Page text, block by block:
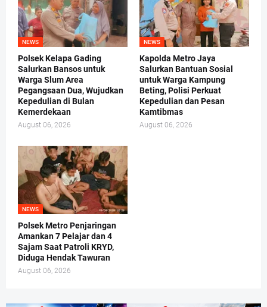
NEWS
Polsek Kelapa Gading
Salurkan Bansos untuk
Warga Slum Area
Pegangsaan Dua, Wujudkan
Kepedulian di Bulan
Kemerdekaan
August 06, 2026
NEWS
Kapolda Metro Jaya
Salurkan Bantuan Sosial
untuk Warga Kampung
Beting, Polisi Perkuat
Kepedulian dan Pesan
Kamtibmas
August 06, 2026
NEWS
Polsek Metro Penjaringan
Amankan 7 Pelajar dan 4
Sajam Saat Patroli KRYD,
Diduga Hendak Tawuran
August 06, 2026